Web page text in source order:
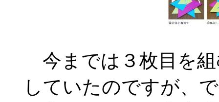
今までは３枚目を
していたのですが、